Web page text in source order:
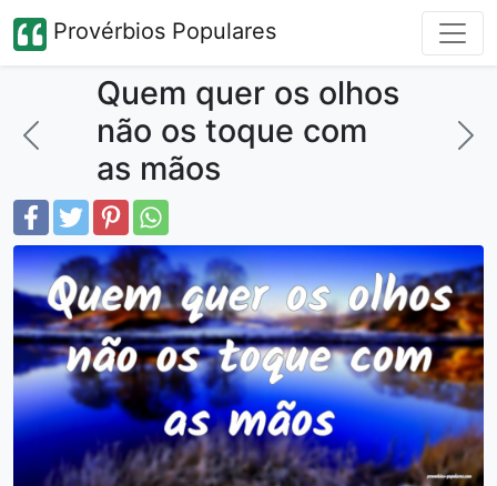
Provérbios Populares
Quem quer os olhos
não os toque com
as mãos